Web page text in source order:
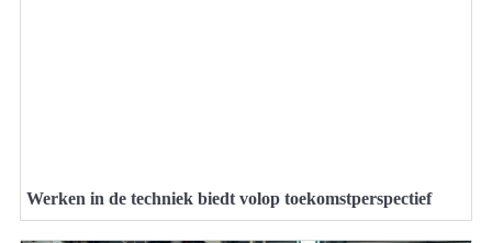
Werken in de techniek biedt volop toekomstperspectief